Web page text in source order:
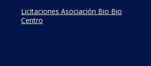
Licitaciones Asociación Bio Bio
Centro